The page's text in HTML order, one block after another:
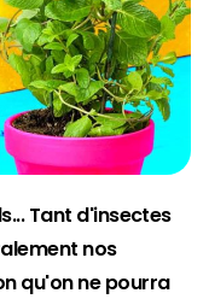
Tant d'insectes
nos
qu'on ne pourra